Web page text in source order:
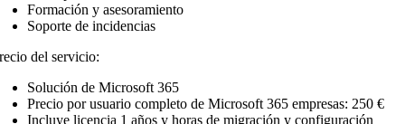
Formación y asesoramiento
Soporte de incidencias
del servicio:
Solución de Microsoft 365
Precio por usuario completo de Microsoft 365 empresas: 250 €
Incluye licencia 1 años y horas de migración y configuración